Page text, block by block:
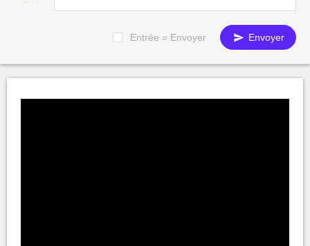
Entrée = Envoyer Envoyer